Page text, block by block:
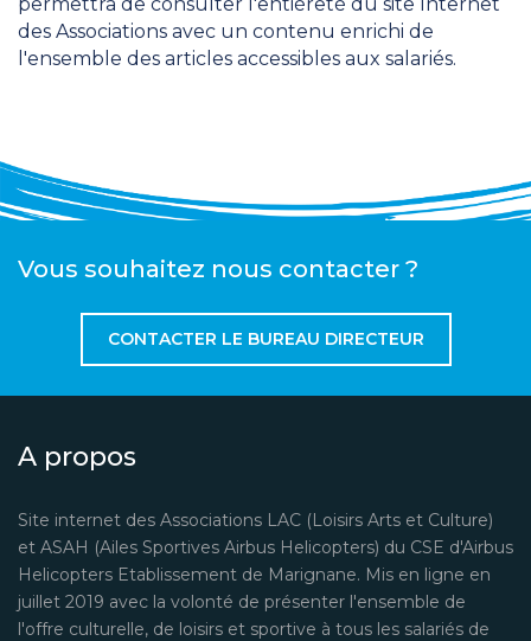
des Associations avec un contenu enrichi de
l'ensemble des articles accessibles aux salariés.
Vous souhaitez nous contacter ?
CONTACTER LE BUREAU DIRECTEUR
A propos
Site internet des Associations LAC (Loisirs Arts et Culture)
et ASAH (Ailes Sportives Airbus Helicopters) du CSE d'Airbus
Helicopters Etablissement de Marignane. Mis en ligne en
juillet 2019 avec la volonté de présenter l'ensemble de
l'offre culturelle, de loisirs et sportive à tous les salariés de